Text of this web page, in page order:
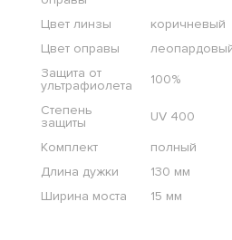
Цвет линзы
коричневый
Цвет оправы
Защита от
ультрафиолета
100%
Степень
защиты
UV 400
Комплект
полный
Длина дужки
130 мм
Ширина моста
15 мм